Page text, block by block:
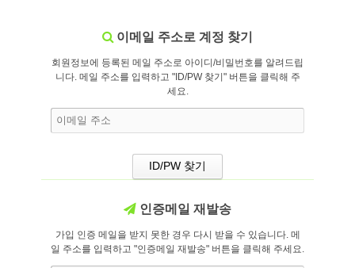
이메일 주소로 계정 찾기
회원정보에 등록된 메일 주소로 아이디/비밀번호를 알려드립
니다. 메일 주소를 입력하고 "ID/PW 찾기" 버튼을 클릭해 주
세요.
인증메일 재발송
가입 인증 메일을 받지 못한 경우 다시 받을 수 있습니다. 메
일 주소를 입력하고 "인증메일 재발송" 버튼을 클릭해 주세요.